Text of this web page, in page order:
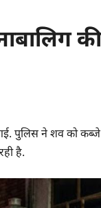
पुलिस ने शव को
है.